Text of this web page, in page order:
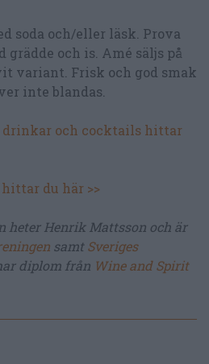
soda och/eller läsk. Prova
och is. Amé säljs på
variant. Frisk och god smak
inte blandas.
och cocktails hittar
du här >>
heter Henrik Mattsson och är
samt Sveriges
diplom från Wine and Spirit